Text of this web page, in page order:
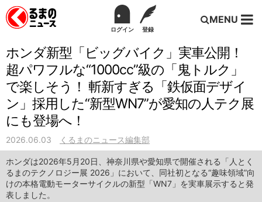
ログイン 登録
MENU
ホンダ新型「ビッグバイク」実車公開！
超パワフルな“1000cc”級の「鬼トルク」
で楽しそう！ 斬新すぎる「鉄仮面デザイ
ン」採用した“新型WN7”が愛知の人テク展
にも登場へ！
2026.06.03 くるまのニュース編集部
ホンダは2026年5月20日、神奈川県や愛知県で開催される「人とく
るまのテクノロジー展 2026」において、同社初となる“趣味領域”向
けの本格電動モーターサイクルの新型「WN7」を実車展示すると発
表しました。